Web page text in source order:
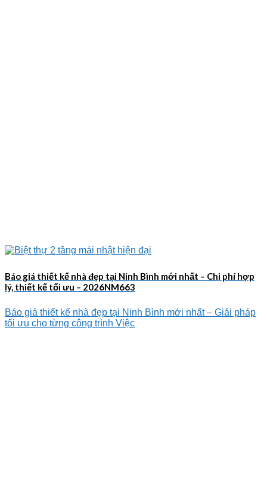
Báo giá thiết kế nhà đẹp tại Ninh Bình mới nhất – Chi phí hợp
lý, thiết kế tối ưu – 2026NM663
Báo giá thiết kế nhà đẹp tại Ninh Bình mới nhất – Giải pháp
tối ưu cho từng công trình Việc